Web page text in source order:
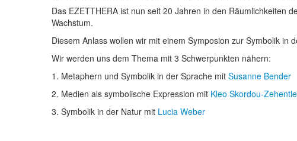
Das EZETTHERA ist nun seit 20 Jahren in den Räumlichkeiten
Wachstum.
Diesem Anlass wollen wir mit einem Symposion zur Symbolik in
Wir werden uns dem Thema mit 3 Schwerpunkten nähern:
1. Metaphern und Symbolik in der Sprache mit Susanne Bender
2. Medien als symbolische Expression mit Kleo Skordou-
3. Symbolik in der Natur mit Lucia Weber